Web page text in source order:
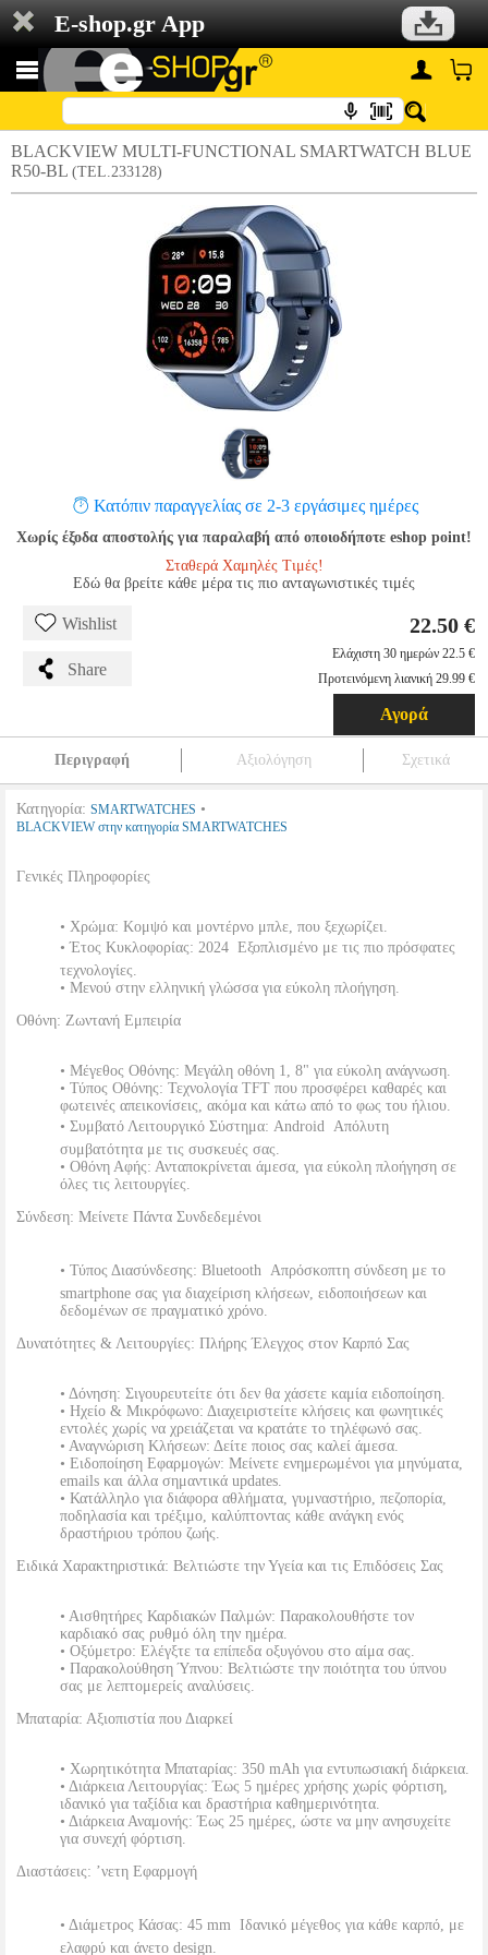
E-shop.gr App
BLACKVIEW MULTI-FUNCTIONAL SMARTWATCH BLUE
R50-BL (TEL.233128)
Κατόπιν παραγγελίας σε 2-3 εργάσιμες ημέρες
Χωρίς έξοδα αποστολής για παραλαβή από οποιοδήποτε eshop point!
Σταθερά Χαμηλές Τιμές!
Εδώ θα βρείτε κάθε μέρα τις πιο ανταγωνιστικές τιμές
Wishlist
Share
22.50 €
Ελάχιστη 30 ημερών 22.5 €
Προτεινόμενη λιανική 29.99 €
Αγορά
Περιγραφή Αξιολόγηση Σχετικά
Κατηγορία: SMARTWATCHES •
BLACKVIEW στην κατηγορία SMARTWATCHES
Γενικές Πληροφορίες
• Χρώμα: Κομψό και μοντέρνο μπλε, που ξεχωρίζει.
• Έτος Κυκλοφορίας: 2024  Εξοπλισμένο με τις πιο πρόσφατες
τεχνολογίες.
• Μενού στην ελληνική γλώσσα για εύκολη πλοήγηση.
Οθόνη: Ζωντανή Εμπειρία
• Μέγεθος Οθόνης: Μεγάλη οθόνη 1, 8" για εύκολη ανάγνωση.
• Τύπος Οθόνης: Τεχνολογία TFT που προσφέρει καθαρές και
φωτεινές απεικονίσεις, ακόμα και κάτω από το φως του ήλιου.
• Συμβατό Λειτουργικό Σύστημα: Android  Απόλυτη
συμβατότητα με τις συσκευές σας.
• Οθόνη Αφής: Ανταποκρίνεται άμεσα, για εύκολη πλοήγηση σε
όλες τις λειτουργίες.
Σύνδεση: Μείνετε Πάντα Συνδεδεμένοι
• Τύπος Διασύνδεσης: Bluetooth  Απρόσκοπτη σύνδεση με το
smartphone σας για διαχείριση κλήσεων, ειδοποιήσεων και
δεδομένων σε πραγματικό χρόνο.
Δυνατότητες & Λειτουργίες: Πλήρης Έλεγχος στον Καρπό Σας
• Δόνηση: Σιγουρευτείτε ότι δεν θα χάσετε καμία ειδοποίηση.
• Ηχείο & Μικρόφωνο: Διαχειριστείτε κλήσεις και φωνητικές
εντολές χωρίς να χρειάζεται να κρατάτε το τηλέφωνό σας.
• Αναγνώριση Κλήσεων: Δείτε ποιος σας καλεί άμεσα.
• Ειδοποίηση Εφαρμογών: Μείνετε ενημερωμένοι για μηνύματα,
emails και άλλα σημαντικά updates.
• Κατάλληλο για διάφορα αθλήματα, γυμναστήριο, πεζοπορία,
ποδηλασία και τρέξιμο, καλύπτοντας κάθε ανάγκη ενός
δραστήριου τρόπου ζωής.
Ειδικά Χαρακτηριστικά: Βελτιώστε την Υγεία και τις Επιδόσεις Σας
• Αισθητήρες Καρδιακών Παλμών: Παρακολουθήστε τον
καρδιακό σας ρυθμό όλη την ημέρα.
• Οξύμετρο: Ελέγξτε τα επίπεδα οξυγόνου στο αίμα σας.
• Παρακολούθηση Ύπνου: Βελτιώστε την ποιότητα του ύπνου
σας με λεπτομερείς αναλύσεις.
Μπαταρία: Αξιοπιστία που Διαρκεί
• Χωρητικότητα Μπαταρίας: 350 mAh για εντυπωσιακή διάρκεια.
• Διάρκεια Λειτουργίας: Έως 5 ημέρες χρήσης χωρίς φόρτιση,
ιδανικό για ταξίδια και δραστήρια καθημερινότητα.
• Διάρκεια Αναμονής: Έως 25 ημέρες, ώστε να μην ανησυχείτε
για συνεχή φόρτιση.
Διαστάσεις: ’νετη Εφαρμογή
• Διάμετρος Κάσας: 45 mm  Ιδανικό μέγεθος για κάθε καρπό, με
ελαφρύ και άνετο design.